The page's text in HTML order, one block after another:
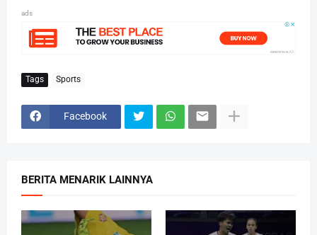
ads
Tags Sports
Facebook
BERITA MENARIK LAINNYA